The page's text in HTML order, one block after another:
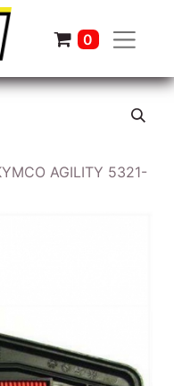
0
AGILITY 5321-